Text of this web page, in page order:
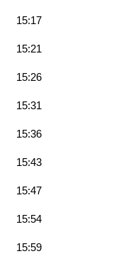
15:17
15:21
15:26
15:31
15:36
15:43
15:47
15:54
15:59